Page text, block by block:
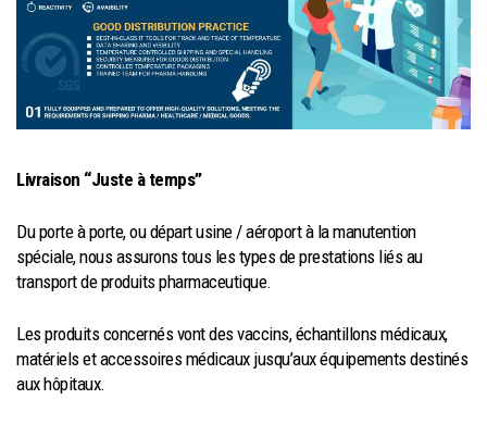
Livraison “Juste à temps”
Du porte à porte, ou départ usine / aéroport à la manutention
spéciale, nous assurons tous les types de prestations liés au
transport de produits pharmaceutique.
Les produits concernés vont des vaccins, échantillons médicaux,
matériels et accessoires médicaux jusqu’aux équipements destinés
aux hôpitaux.